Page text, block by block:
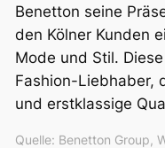
Benetton seine
den Kölner Kunden
Mode und Stil.
Fashion-Liebhaber,
und erstklassige
Quelle: Benetton Group,